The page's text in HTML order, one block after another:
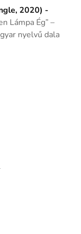
2020) -
Lámpa Ég” –
nyelvű dala